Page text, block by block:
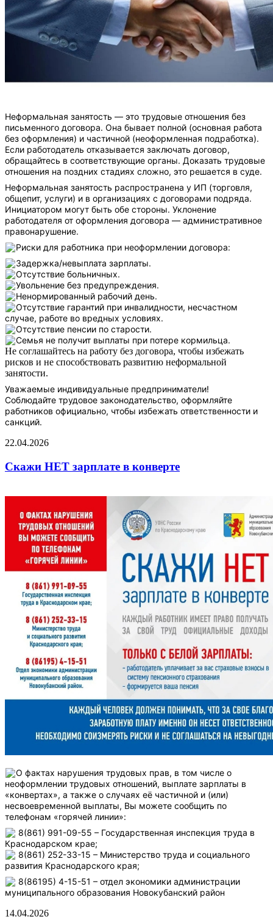
Неформальная занятость — это трудовые отношения без
письменного договора. Она бывает полной (основная работа
без оформления) и частичной (неоформленная подработка).
Если работодатель отказывается заключать договор,
обращайтесь в соответствующие органы. Доказать трудовые
отношения на поздних стадиях сложно, это решается в суде.
Неформальная занятость распространена у ИП (торговля,
общепит, услуги) и в организациях с договорами подряда.
Инициатором могут быть обе стороны. Уклонение
работодателя от оформления договора — административное
правонарушение.
️Риски для работника при неоформлении договора:
Задержка/невыплата зарплаты.
Отсутствие больничных.
Увольнение без предупреждения.
Ненормированный рабочий день.
Отсутствие гарантий при инвалидности, несчастном
случае, работе во вредных условиях.
Отсутствие пенсии по старости.
Семья не получит выплаты при потере кормильца.
Не соглашайтесь на работу без договора, чтобы избежать
рисков и не способствовать развитию неформальной
занятости.
Уважаемые индивидуальные предприниматели!
Соблюдайте трудовое законодательство, оформляйте
работников официально, чтобы избежать ответственности и
санкций.
22.04.2026
Скажи НЕТ зарплате в конверте
О фактах нарушения трудовых прав, в том числе о
неоформлении трудовых отношений, выплате зарплаты в
«конвертах», а также о случаях её частичной и (или)
несвоевременной выплаты, Вы можете сообщить по
телефонам «горячей линии»:
8(861) 991-09-55 – Государственная инспекция труда в
Краснодарском крае;
8(861) 252-33-15 – Министерство труда и социального
развития Краснодарского края;
8(86195) 4-15-51 – отдел экономики администрации
муниципального образования Новокубанский район
14.04.2026